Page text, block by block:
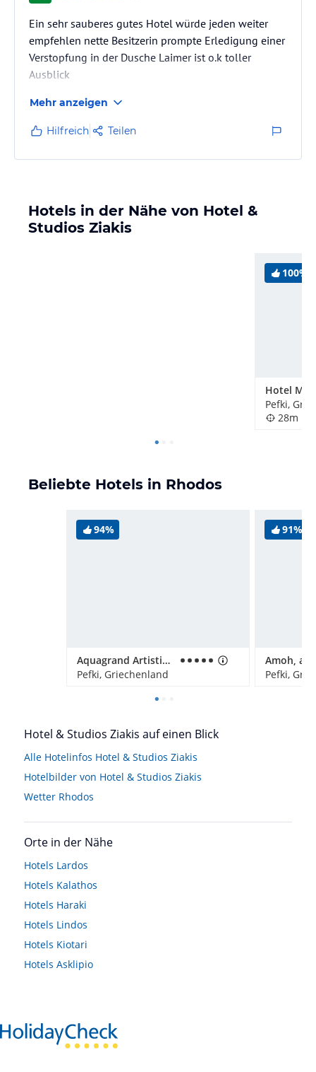
Ein sehr sauberes gutes Hotel würde jeden weiter
empfehlen nette Besitzerin prompte Erledigung einer
Verstopfung in der Dusche Laimer ist o.k toller
Ausblick
Mehr anzeigen
Hilfreich Teilen
Hotels in der Nähe von Hotel &
Studios Ziakis
100%
Pefki,
28m
Beliebte Hotels in Rhodos
94%
Aquagrand Artistic Luxury Beach Resort - Adults only
Pefki, Griechenland
91%
Pefki,
Hotel & Studios Ziakis auf einen Blick
Alle Hotelinfos Hotel & Studios Ziakis
Hotelbilder von Hotel & Studios Ziakis
Wetter Rhodos
Orte in der Nähe
Hotels Lardos
Hotels Kalathos
Hotels Haraki
Hotels Lindos
Hotels Kiotari
Hotels Asklipio